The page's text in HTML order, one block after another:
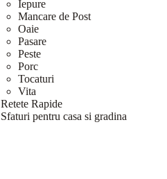
Iepure
Mancare de Post
Oaie
Pasare
Peste
Porc
Tocaturi
Vita
Retete Rapide
Sfaturi pentru casa si gradina